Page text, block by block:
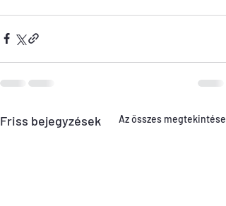
Friss bejegyzések Az összes megtekintése